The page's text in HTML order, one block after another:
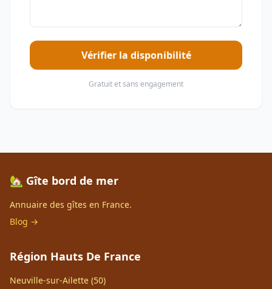
Vérifier la disponibilité
Gratuit et sans engagement
🏡 Gîte bord de mer
Annuaire des gîtes en France.
Blog →
Région Hauts De France
Neuville-sur-Ailette (50)